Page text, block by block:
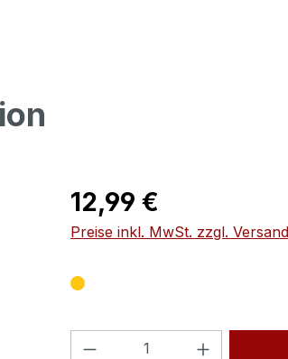
Regulärer Preis:
12,99 €
Preise inkl. MwSt. zzgl.
Produkt Anzahl: